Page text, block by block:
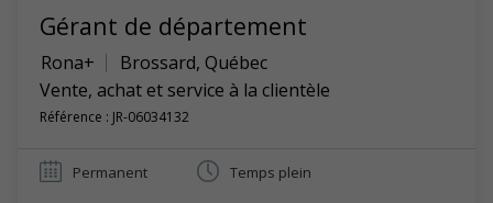
Gérant de département
Rona+ Brossard, Québec
Vente, achat et service à la clientèle
Référence : JR-06034132
Permanent Temps plein